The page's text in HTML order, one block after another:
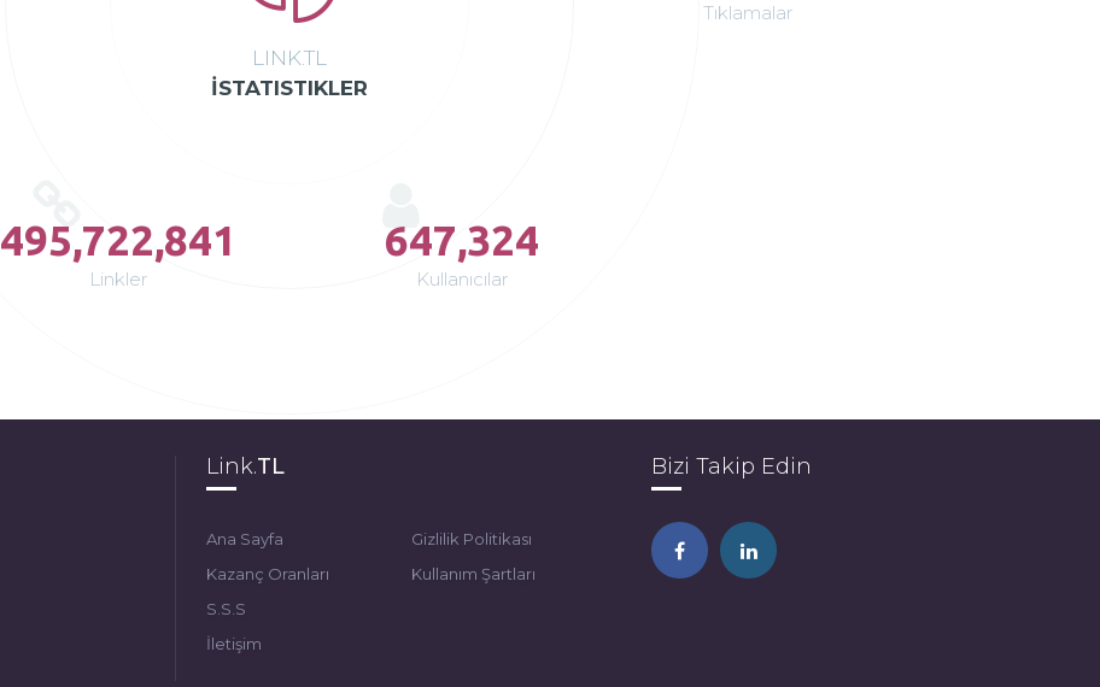
LINK.TL
İSTATISTIKLER
Tıklamalar
495,722,841
Linkler
647,324
Kullanıcılar
Link.TL
Ana Sayfa
Kazanç Oranları
S.S.S
İletişim
Gizlilik Politikası
Kullanım Şartları
Bizi Takip Edin